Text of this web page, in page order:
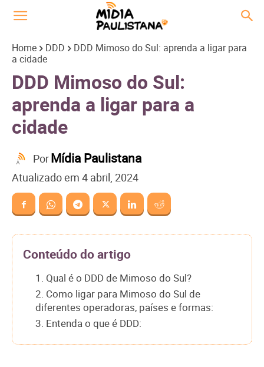
Home DDD
DDD Mimoso do Sul: aprenda a ligar para
a cidade
DDD Mimoso do Sul:
aprenda a ligar para a
cidade
PorMídia Paulistana
Atualizado em 4 abril, 2024
Conteúdo do artigo
1. Qual é o DDD de Mimoso do Sul?
2. Como ligar para Mimoso do Sul de
diferentes operadoras, países e formas:
3. Entenda o que é DDD: